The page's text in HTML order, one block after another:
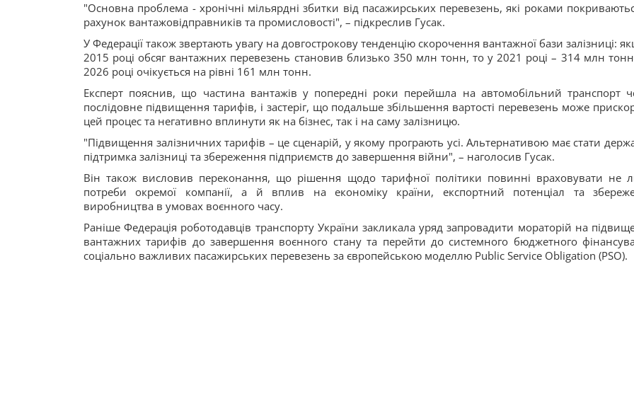
"Основна проблема - хронічні мільярдні збитки від пасажирських перевезень, які роками
рахунок вантажовідправників та промисловості", – підкреслив Гусак.
У Федерації також звертають увагу на довгострокову тенденцію скорочення вантажної бази залізниці:
2015 році обсяг вантажних перевезень становив близько 350 млн тонн, то у 2021 році – 314 млн
2026 році очікується на рівні 161 млн тонн.
Експерт пояснив, що частина вантажів у попередні роки перейшла на автомобільний транспорт
послідовне підвищення тарифів, і застеріг, що подальше збільшення вартості перевезень може
цей процес та негативно вплинути як на бізнес, так і на саму залізницю.
"Підвищення залізничних тарифів – це сценарій, у якому програють усі. Альтернативою має стати
підтримка залізниці та збереження підприємств до завершення війни", – наголосив Гусак.
Він також висловив переконання, що рішення щодо тарифної політики повинні враховувати не
потреби окремої компанії, а й вплив на економіку країни, експортний потенціал та
виробництва в умовах воєнного часу.
Раніше Федерація роботодавців транспорту України закликала уряд запровадити мораторій на
вантажних тарифів до завершення воєнного стану та перейти до системного бюджетного
соціально важливих пасажирських перевезень за європейською моделлю Public Service Obligation (PSO).